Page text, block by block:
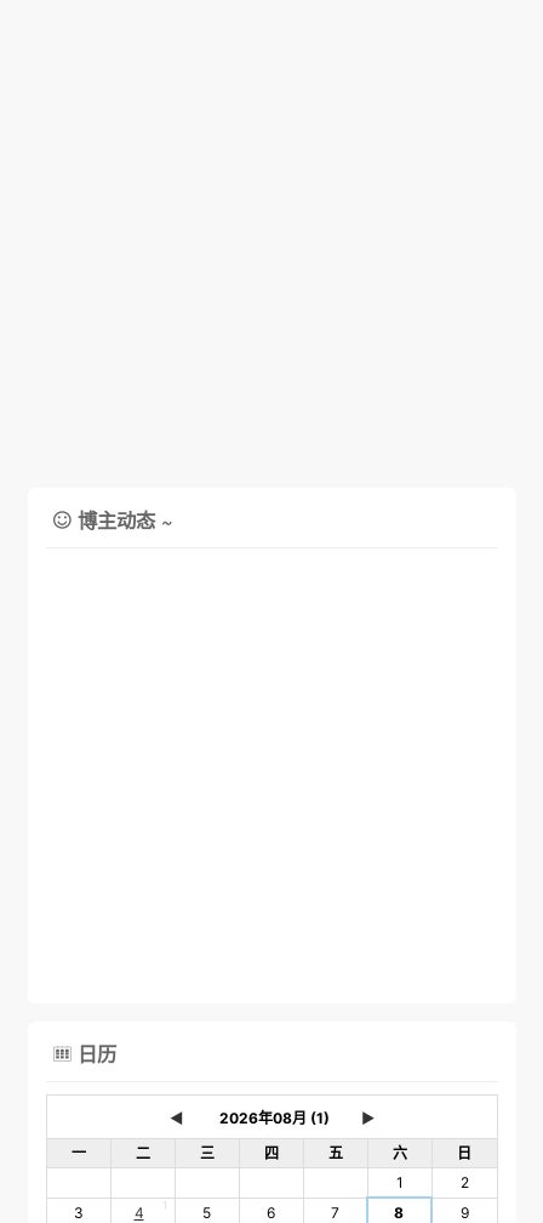
 博主动态 ~
 日历
◄
►
一
二 三 四 五 六
日
1
2
3
4 1 5 6 7 8
9